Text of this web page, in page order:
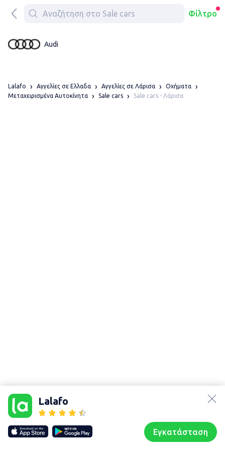
Φίλτρο
Audi
Lalafo
Εγκατάσταση
Lalafo Αγγελίες σε Ελλαδα Αγγελίες σε Λάρισα
Οχήματα
Μεταχειρισμένα Αυτοκίνητα
Sale cars Sale cars - Λάρισα
Our websites
lalafo.kg
lalafo.rs
lalafo.pl
Sitemap
Χάρτης
Συζητήσεις Προφίλ